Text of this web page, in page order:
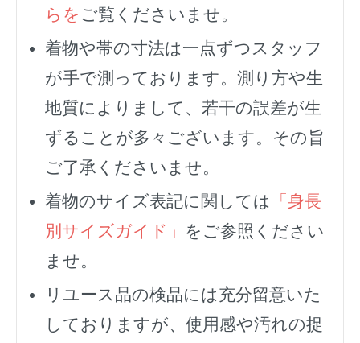
らを ご覧くださいませ。
着物や帯の寸法は一点ずつスタッフ
が手で測っております。測り方や生
地質によりまして、若干の誤差が生
ずることが多々ございます。その旨
ご了承くださいませ。
着物のサイズ表記に関しては
「身長
別サイズガイド」 をご参照ください
ませ。
リユース品の検品には充分留意いた
しておりますが、使用感や汚れの捉